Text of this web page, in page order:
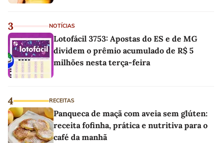
3 NOTÍCIAS
Lotofácil 3753: Apostas do ES e de MG
dividem o prêmio acumulado de R$ 5
milhões nesta terça-feira
4 RECEITAS
Panqueca de maçã com aveia sem glúten:
receita fofinha, prática e nutritiva para o
café da manhã